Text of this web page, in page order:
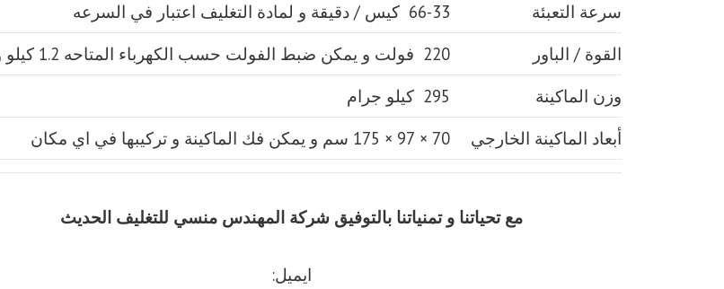
سرعة التعبئة
66-33 كيس / دقيقة و لمادة التغليف اعتبار في السرعه
القوة / الباور
220 فولت و يمكن ضبط الفولت حسب الكهرباء المتاحه 1.2 كيلو وات
وزن الماكينة
295 كيلو جرام
أبعاد الماكينة الخارجي
70 × 97 × 175 سم و يمكن فك الماكينة و تركيبها في اي مكان
مع تحياتنا و تمنياتنا بالتوفيق شركة المهندس منسي للتغليف الحديث
ايميل: